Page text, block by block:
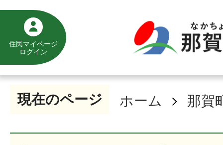
住民マイページ
ログイン
現在のページ ホーム 那賀